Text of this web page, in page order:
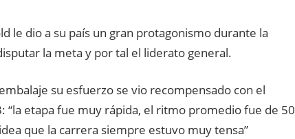
le dio a su país un gran protagonismo durante la
la meta y por tal el liderato general.
su esfuerzo se vio recompensado con el
“la etapa fue muy rápida, el ritmo promedio fue de 50
que la carrera siempre estuvo muy tensa”